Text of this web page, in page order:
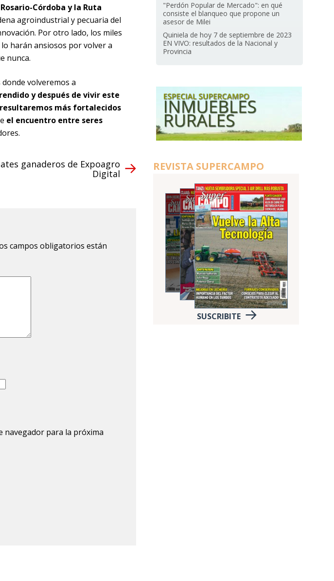
Córdoba y la Ruta
agroindustrial y pecuaria del
Por otro lado, los miles
harán ansiosos por volver a
nunca.
volveremos a
y después de vivir este
más fortalecidos
el encuentro entre seres
ganaderos de Expoagro
Digital
campos obligatorios están
navegador para la próxima
"Perdón Popular de Mercado": en qué
consiste el blanqueo que propone un
asesor de Milei
Quiniela de hoy 7 de septiembre de 2023
EN VIVO: resultados de la Nacional y
Provincia
REVISTA SUPERCAMPO
SUSCRIBITE